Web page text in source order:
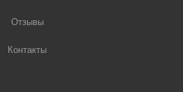
Отзывы
Контакты